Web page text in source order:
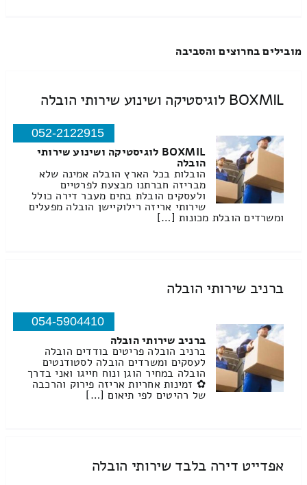
מובילים בחרוצים והסביבה
BOXMIL לוגיסטיקה ושינוע שירותי הובלה
052-2122915
BOXMIL לוגיסטיקה ושינוע שירותי
הובלה
הובלות בכל הארץ הובלה אמינה שלא
מבריזה חברתנו מבצעת לפרטיים
ולעסקים הובלת בתים מעבר דירה כולל
שירותי אריזה רילוקיישן הובלה מפעלים
ומשרדים הובלת מכונות […]
ברניב שירותי הובלה
054-5904410
ברניב שירותי הובלה
ברניב הובלה פריטים בודדים הובלה
לעסקים ומשרדים הובלה לסטודנטים
הובלה במחיר הוגן ונוח חייגו ואני בדרך
✿ זמינות אחריות אריזה פירוק והרכבה
של רהיטים לפי תיאום […]
אפדייט דירה בלבד שירותי הובלה